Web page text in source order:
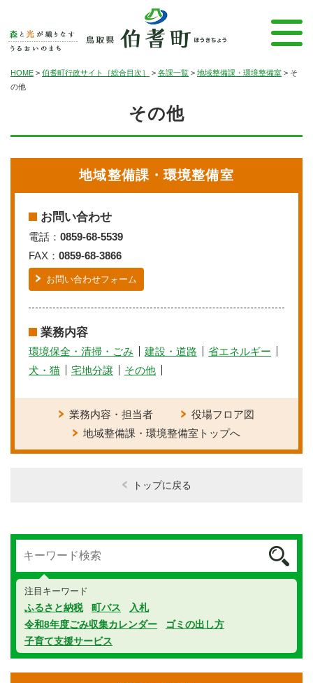
HOME > 伯耆町行政サイト［総合目次］ > 各課一覧 > 地域整備課・環境整備室 > そ
の他
その他
地域整備課・環境整備室
お問い合わせ
電話： 0859-68-5539
FAX： 0859-68-3866
お問い合わせフォーム
業務内容
環境保全・清掃・ごみ 建設・道路
省エネルギー
犬・猫
宅地分譲 その他
業務内容・担当者
役場フロア図
地域整備課・環境整備室トップへ
トップに戻る
注目キーワード
ふるさと納税 町バス
入札
令和8年度ごみ収集カレンダー
ゴミの出し方
子育て支援サービス